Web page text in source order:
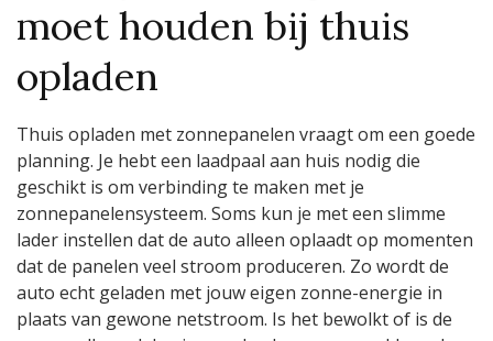
moet houden bij thuis
opladen
Thuis opladen met zonnepanelen vraagt om een goede
planning. Je hebt een laadpaal aan huis nodig die
geschikt is om verbinding te maken met je
zonnepanelensysteem. Soms kun je met een slimme
lader instellen dat de auto alleen oplaadt op momenten
dat de panelen veel stroom produceren. Zo wordt de
auto echt geladen met jouw eigen zonne-energie in
plaats van gewone netstroom. Is het bewolkt of is de